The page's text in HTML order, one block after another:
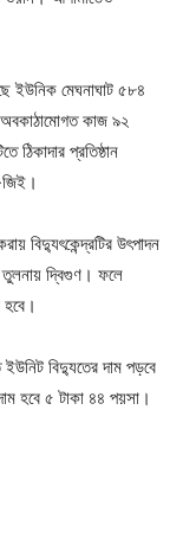
ইউনিক মেঘনাঘাট ৫৮৪
অবকাঠামোগত কাজ ৯২
ঠিকাদার প্রতিষ্ঠান
জিই।
বিদ্যুৎকেন্দ্রটির উৎপাদন
তুলনায় দ্বিগুণ। ফলে
ইউনিট বিদ্যুতের দাম পড়বে
হবে ৫ টাকা ৪৪ পয়সা।